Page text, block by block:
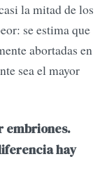
la mitad de los
se estima que
abortadas en
sea el mayor
embriones.
hay